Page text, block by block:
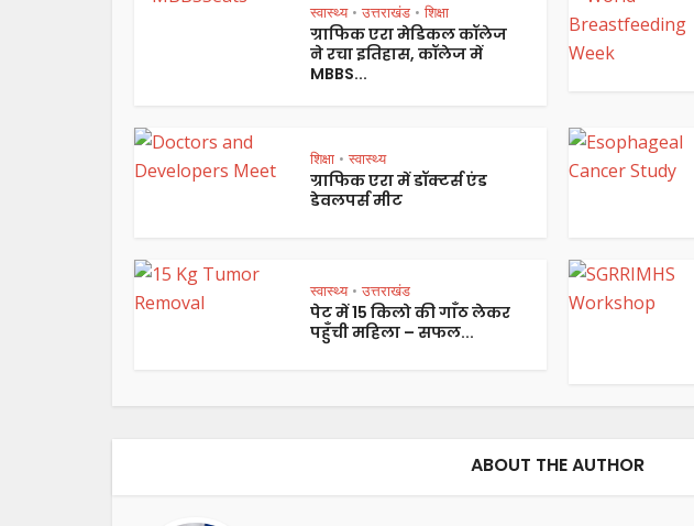
स्वास्थ्य • उत्तराखंड • शिक्षा
ग्राफिक एरा मेडिकल कॉलेज
ने रचा इतिहास, कॉलेज में
MBBS...
शिक्षा • स्वास्थ्य
ग्राफिक एरा में डॉक्टर्स एंड
डेवलपर्स मीट
स्वास्थ्य • उत्तराखंड
पेट में 15 किलो की गाँठ लेकर
पहुँची महिला – सफल...
ABOUT THE AUTHOR